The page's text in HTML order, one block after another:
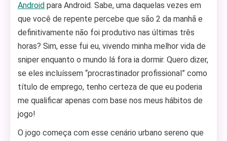
Android para Android. Sabe, uma daquelas vezes em
que você de repente percebe que são 2 da manhã e
definitivamente não foi produtivo nas últimas três
horas? Sim, esse fui eu, vivendo minha melhor vida de
sniper enquanto o mundo lá fora ia dormir. Quero dizer,
se eles incluíssem “procrastinador profissional” como
título de emprego, tenho certeza de que eu poderia
me qualificar apenas com base nos meus hábitos de
jogo!
O jogo começa com esse cenário urbano sereno que